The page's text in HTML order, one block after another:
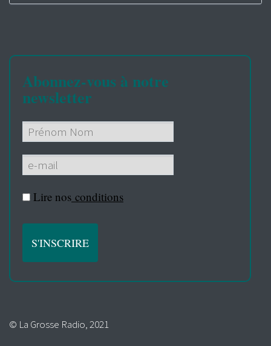
Abonnez-vous à notre
newsletter
Lire nos conditions
© La Grosse Radio, 2021